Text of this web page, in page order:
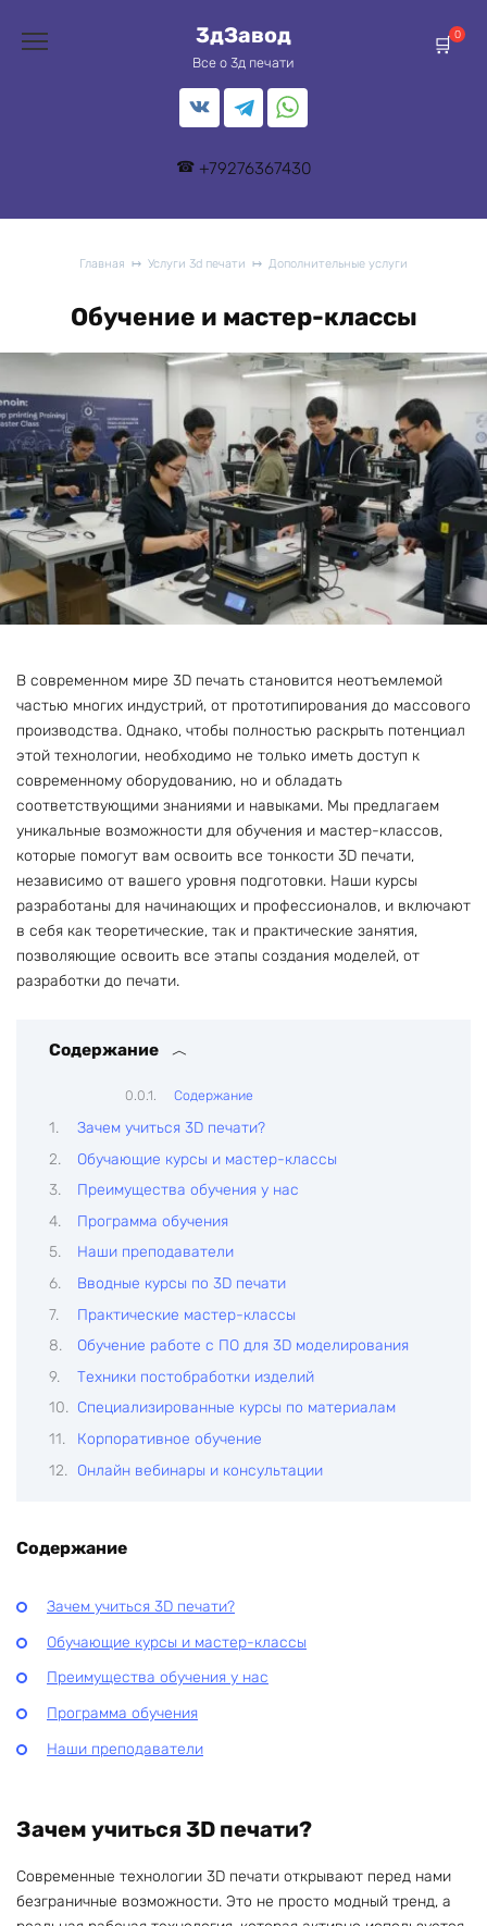
содержанию
3дЗавод
Все о 3д печати
0
+79276367430
Главная Услуги 3d печати Дополнительные услуги
Обучение и мастер-классы
В современном мире 3D печать становится неотъемлемой
частью многих индустрий, от прототипирования до массового
производства. Однако, чтобы полностью раскрыть потенциал
этой технологии, необходимо не только иметь доступ к
современному оборудованию, но и обладать
соответствующими знаниями и навыками. Мы предлагаем
уникальные возможности для обучения и мастер-классов,
которые помогут вам освоить все тонкости 3D печати,
независимо от вашего уровня подготовки. Наши курсы
разработаны для начинающих и профессионалов, и включают
в себя как теоретические, так и практические занятия,
позволяющие освоить все этапы создания моделей, от
разработки до печати.
Содержание
Содержание
Зачем учиться 3D печати?
Обучающие курсы и мастер-классы
Преимущества обучения у нас
Программа обучения
Наши преподаватели
Вводные курсы по 3D печати
Практические мастер-классы
Обучение работе с ПО для 3D моделирования
Техники постобработки изделий
Специализированные курсы по материалам
Корпоративное обучение
Онлайн вебинары и консультации
Содержание
Зачем учиться 3D печати?
Обучающие курсы и мастер-классы
Преимущества обучения у нас
Программа обучения
Наши преподаватели
Зачем учиться 3D печати?
Современные технологии 3D печати открывают перед нами
безграничные возможности. Это не просто модный тренд, а